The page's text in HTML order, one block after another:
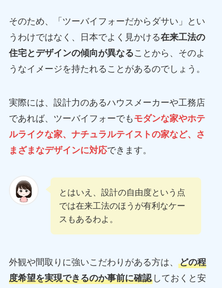
そのため、「ツーバイフォーだからダサい」とい
うわけではなく、日本でよく見かける在来工法の
住宅とデザインの傾向が異なることから、そのよ
うなイメージを持たれることがあるのでしょう。
実際には、設計力のあるハウスメーカーや工務店
であれば、ツーバイフォーでも モダンな家やホテ
ルライクな家、ナチュラルテイストの家など、さ
まざまなデザインに対応できます。
とはいえ、設計の自由度という点
では在来工法のほうが有利なケー
スもあるわよ。
外観や間取りに強いこだわりがある方は、 どの程
度希望を実現できるのか事前に確認しておくと安